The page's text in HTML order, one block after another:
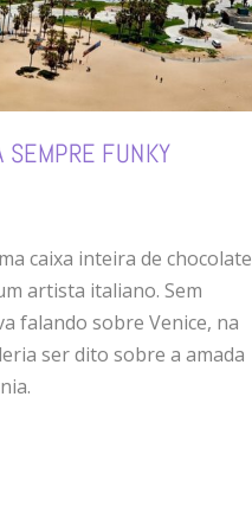
SEMPRE FUNKY
caixa inteira de chocolate
artista italiano. Sem
falando sobre Venice, na
ser dito sobre a amada